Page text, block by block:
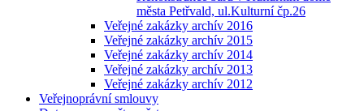
města Petřvald, ul.Kulturní čp.26
Veřejné zakázky archív 2016
Veřejné zakázky archív 2015
Veřejné zakázky archív 2014
Veřejné zakázky archív 2013
Veřejné zakázky archív 2012
Veřejnoprávní smlouvy